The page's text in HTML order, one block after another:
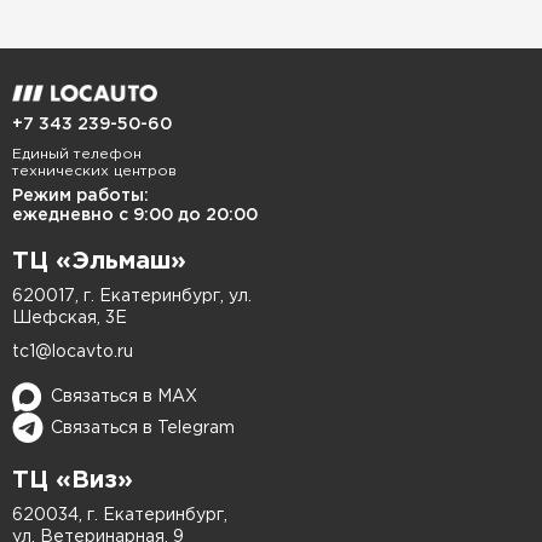
светораспределение и угол освещения
ухудшаются. Чтобы избежать дорогостоящей
замены оптики, достаточно вовремя провести
качественную полировку фар.
что стоит обратить внимание:
Фары потускнели, изменился оттенок —
они стали жёлтыми или серыми;
царапин и микротрещин;
Свет стал заметно слабее, особенно в
+7 343 239-50-60
Единый телефон
технических центров
Режим работы:
ежедневно с 9:00 до 20:00
ТЦ «Эльмаш»
620017, г. Екатеринбург, ул.
Шефская, 3Е
tc1@locavto.ru
Связаться в MAX
Связаться в Telegram
ТЦ «Виз»
620034, г. Екатеринбург,
ул. Ветеринарная, 9